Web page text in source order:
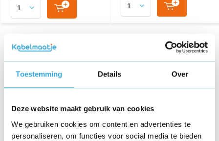
Toestemming Details Over
Deze website maakt gebruik van cookies
We gebruiken cookies om content en advertenties te
personaliseren, om functies voor social media te bieden